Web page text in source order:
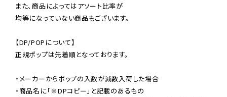
また、商品によってはアソート比率が
均等になっていない商品もございます。
【DP/POPについて】
正規ポップは先着順となっております。
・メーカーからポップの入数が減数入荷した場合
・商品名に「※DPコピー」と記載のあるもの